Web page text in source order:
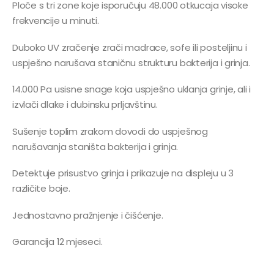
Ploče s tri zone koje isporučuju 48.000 otkucaja visoke
frekvencije u minuti.
Duboko UV zračenje zrači madrace, sofe ili posteljinu i
uspješno narušava staničnu strukturu bakterija i grinja.
14.000 Pa usisne snage koja uspješno uklanja grinje, ali i
izvlači dlake i dubinsku prljavštinu.
Sušenje toplim zrakom dovodi do uspješnog
narušavanja staništa bakterija i grinja.
Detektuje prisustvo grinja i prikazuje na displeju u 3
različite boje.
Jednostavno pražnjenje i čišćenje.
Garancija 12 mjeseci.